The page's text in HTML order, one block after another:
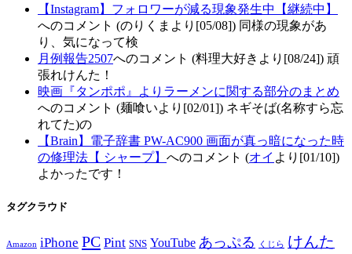
【Instagram】フォロワーが減る現象発生中【継続中】
へのコメント (のりくまより[05/08]) 同様の現象があ
り、気になって検
月例報告2507へのコメント (料理大好きより[08/24]) 頑
張れけんた！
映画『タンポポ』よりラーメンに関する部分のまとめ
へのコメント (麺喰いより[02/01]) ネギそば(名称すら忘
れてた)の
【Brain】電子辞書 PW-AC900 画面が真っ暗になった時
の修理法【 シャープ】 へのコメント (オイ より[01/10])
よかったです！
タグクラウド
Amazon iPhone PC Pint SNS YouTube あっぷる くじら けんた